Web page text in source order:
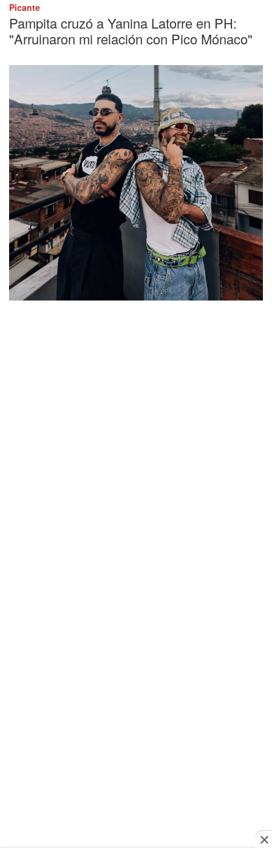
Picante
Pampita cruzó a Yanina Latorre en PH:
"Arruinaron mi relación con Pico Mónaco"
Nueva canción
Ryan Castro y Feid se unen otra vez y
lanzan "Mentira", su tercera colaboración